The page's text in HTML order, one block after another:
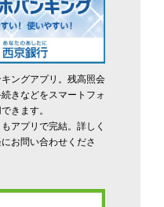
ングアプリ。残高照会
きなどをスマートフォ
きます。
アプリで完結。詳しく
お問い合わせくださ